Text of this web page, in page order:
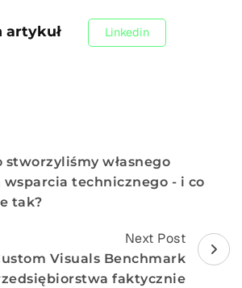
artykuł Linkedin
stworzyliśmy własnego
technicznego - i co
tak?
Next Post
Visuals Benchmark
faktycznie